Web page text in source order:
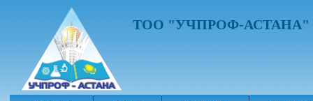
ТОО "УЧПРОФ-АСТАНА"